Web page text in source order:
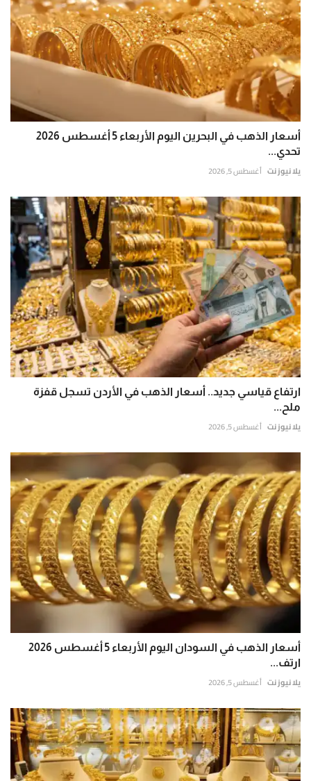
أسعار الذهب في البحرين اليوم الأربعاء 5 أغسطس 2026
تحدي...
يلا نيوز نت أغسطس 5, 2026
ارتفاع قياسي جديد.. أسعار الذهب في الأردن تسجل قفزة
ملح...
يلا نيوز نت أغسطس 5, 2026
أسعار الذهب في السودان اليوم الأربعاء 5 أغسطس 2026
ارتف...
يلا نيوز نت أغسطس 5, 2026